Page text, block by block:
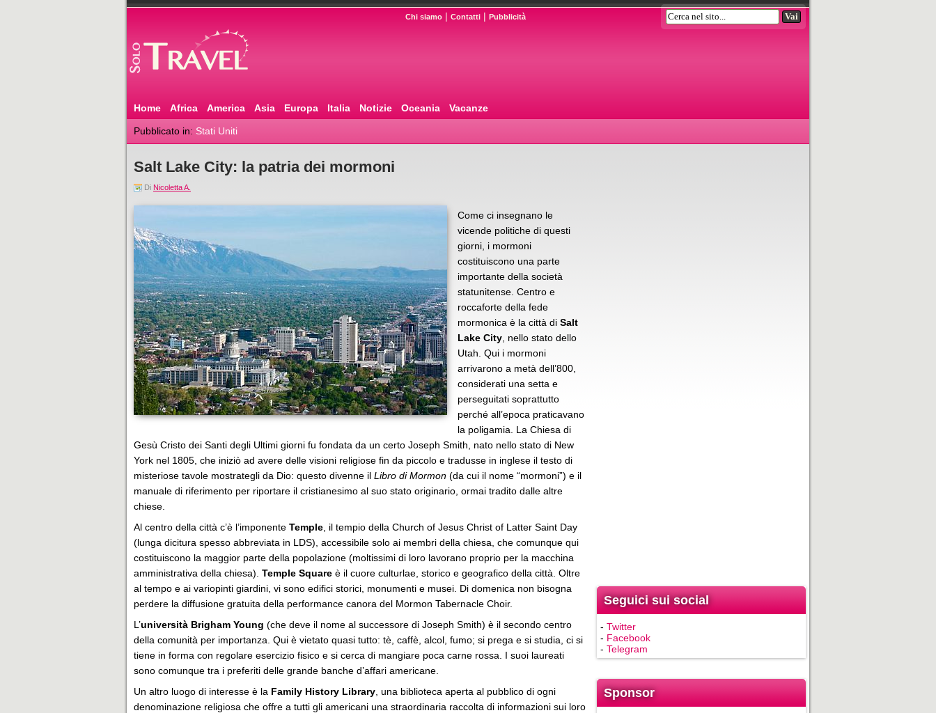
Chi siamo | Contatti | Pubblicità
Home Africa America Asia Europa Italia Notizie Oceania Vacanze
Pubblicato in: Stati Uniti
Salt Lake City: la patria dei mormoni
Di Nicoletta A.
Come ci insegnano le
vicende politiche di questi
giorni, i mormoni
costituiscono una parte
importante della società
statunitense. Centro e
roccaforte della fede
mormonica è la città di Salt
Lake City , nello stato dello
Utah. Qui i mormoni
arrivarono a metà dell’800,
considerati una setta e
perseguitati soprattutto
perché all’epoca praticavano
la poligamia. La Chiesa di
Gesù Cristo dei Santi degli Ultimi giorni fu fondata da un certo Joseph Smith, nato nello stato di New
York nel 1805, che iniziò ad avere delle visioni religiose fin da piccolo e tradusse in inglese il testo di
misteriose tavole mostrategli da Dio: questo divenne il Libro di Mormon (da cui il nome “mormoni”) e il
manuale di riferimento per riportare il cristianesimo al suo stato originario, ormai tradito dalle altre
chiese.
Al centro della città c’è l’imponente Temple , il tempio della Church of Jesus Christ of Latter Saint Day
(lunga dicitura spesso abbreviata in LDS), accessibile solo ai membri della chiesa, che comunque qui
costituiscono la maggior parte della popolazione (moltissimi di loro lavorano proprio per la macchina
amministrativa della chiesa). Temple Square è il cuore culturlae, storico e geografico della città. Oltre
al tempo e ai variopinti giardini, vi sono edifici storici, monumenti e musei. Di domenica non bisogna
perdere la diffusione gratuita della performance canora del Mormon Tabernacle Choir.
L’università Brigham Young (che deve il nome al successore di Joseph Smith) è il secondo centro
della comunità per importanza. Qui è vietato quasi tutto: tè, caffè, alcol, fumo; si prega e si studia, ci si
tiene in forma con regolare esercizio fisico e si cerca di mangiare poca carne rossa. I suoi laureati
sono comunque tra i preferiti delle grande banche d’affari americane.
Un altro luogo di interesse è la Family History Library , una biblioteca aperta al pubblico di ogni
denominazione religiosa che offre a tutti gli americani una straordinaria raccolta di informazioni sui loro
Seguici sui social
- Twitter
- Facebook
- Telegram
Sponsor